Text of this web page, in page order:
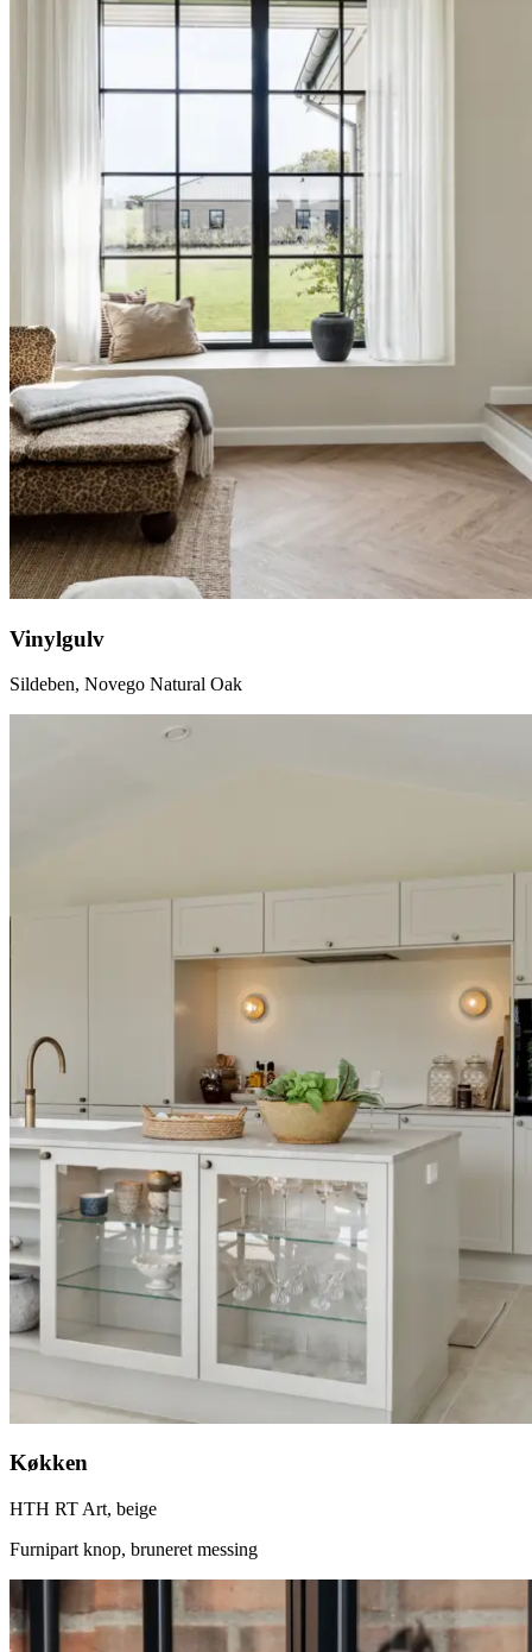
Vinylgulv
Sildeben, Novego Natural Oak
Køkken
HTH RT Art, beige
Furnipart knop, bruneret messing